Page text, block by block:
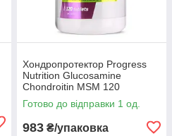
Хондропротектор Progress
Nutrition Glucosamine
Chondroitin MSM 120
таблеток EXP 7/26 року
включно
Готово до відправки 1 од.
983 ₴/упаковка